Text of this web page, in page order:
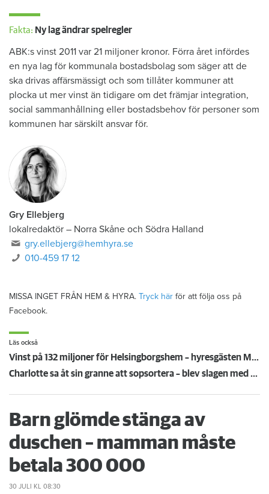
Fakta: Ny lag ändrar spelregler
ABK:s vinst 2011 var 21 miljoner kronor. Förra året infördes
en nya lag för kommunala bostadsbolag som säger att de
ska drivas affärsmässigt och som tillåter kommuner att
plocka ut mer vinst än tidigare om det främjar integration,
social sammanhållning eller bostadsbehov för personer som
kommunen har särskilt ansvar för.
Gry Ellebjerg
lokalredaktör – Norra Skåne och Södra Halland
gry.ellebjerg@hemhyra.se
010-459 17 12
MISSA INGET FRÅN HEM & HYRA. Tryck här för att följa oss på
Facebook.
Läs också
Vinst på 132 miljoner för Helsingborgshem – hyresgästen Marianne önskar återhållsamhet
Charlotte sa åt sin granne att sopsortera – blev slagen med en kvast
Barn glömde stänga av
duschen – mamman måste
betala 300 000
30 JULI KL 08:30